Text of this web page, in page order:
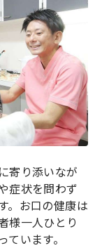
寄り添いなが
症状を問わず
。お口の健康は
様一人ひとり
います。